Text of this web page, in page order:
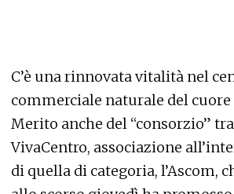
C’è una rinnovata vitalità nel
commerciale naturale del
Merito anche del “consorzio”
VivaCentro, associazione
di quella di categoria, l’Ascom,